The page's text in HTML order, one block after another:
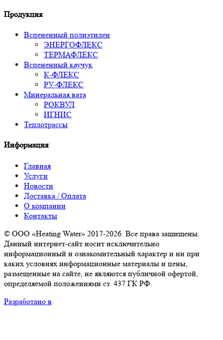
Продукция
Вспененный полиэтилен
ЭНЕРГОФЛЕКС
ТЕРМАФЛЕКС
Вспененный каучук
К-ФЛЕКС
РУ-ФЛЕКС
Минеральная вата
РОКВУЛ
ИГНИС
Теплотрассы
Информация
Главная
Услуги
Новости
Доставка / Оплата
О компании
Контакты
© ООО «Heating Water» 2017-2026. Все права защищены.
Данный интернет-сайт носит исключительно
информационный и ознакомительный характер и ни при
каких условиях информационные материалы и цены,
размещенные на сайте, не являются публичной офертой,
определяемой положениями ст. 437 ГК РФ.
Разработано в